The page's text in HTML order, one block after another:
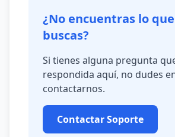
¿No encuentras lo que
buscas?
Si tienes alguna pregunta
respondida aquí, no dudes
contactarnos.
Contactar Soporte